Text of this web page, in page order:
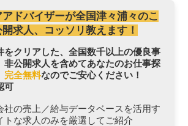
ドバイザーが全国津々浦々のこ
求人、コッソリ教えます！
をクリアした、全国数千以上の優良事
非公開求人を含めてあなたのお仕事探
完全無料なのでご安心ください！
可
社の売上／給与データベースを活用す
トな求人のみを厳選してご紹介